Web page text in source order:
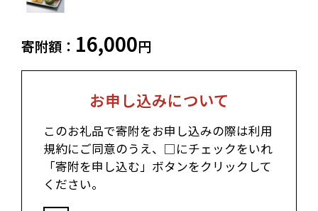
小田原市（神奈川県）
中部エリア
新発田市（新潟県）南魚沼市（新潟県）
輪島市（石川県）加賀市（石川県）
鯖江市（福井県）若狭町（福井県）
都留市（山梨県）岐阜県（岐阜県）
高山市（岐阜県） 関市（岐阜県）
中津川市（岐阜県）
郡上市（岐阜県）
寄附額： 16,000円
お申し込みについて
このお礼品で寄附をお申し込みの際は利用
規約にご同意のうえ、□にチェックをいれ
「寄附を申し込む」ボタンをクリックして
ください。